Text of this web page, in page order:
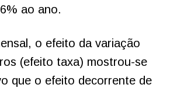
ao ano.
o efeito da variação
(efeito taxa) mostrou-se
que o efeito decorrente de